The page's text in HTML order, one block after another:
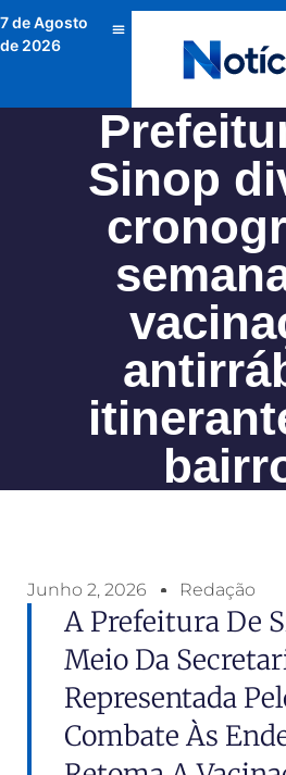
7 de Agosto
de 2026
Sinop
Junho 2, 2026 Redação
A Prefeitura De
Meio Da
Representada
Combate Às